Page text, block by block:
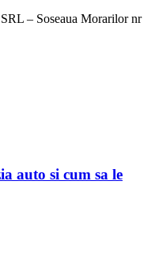
– Soseaua Morarilor nr
auto si cum sa le